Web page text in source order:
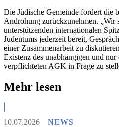
Die Jüdische Gemeinde fordert die
Androhung zurückzunehmen. „Wir
unterstützenden internationalen
Judentums jederzeit bereit,
einer Zusammenarbeit zu
Existenz des unabhängigen und
verpflichteten AGK in Frage zu
Mehr lesen
10.07.2026 NEWS